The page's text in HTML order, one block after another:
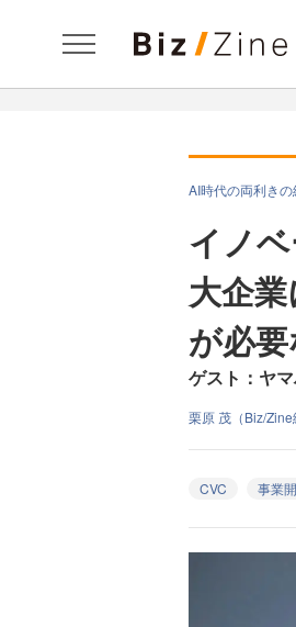
AI時代の両利き
イノ
大企
が必
ゲスト：ヤ
栗原 茂（Biz/Zine
CVC 事業